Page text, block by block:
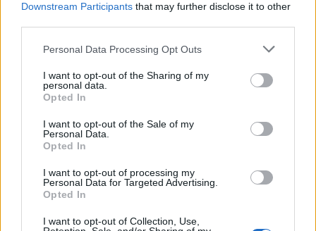
Downstream Participants that may further disclose it to other
Personal Data Processing Opt Outs
I want to opt-out of the Sharing of my
personal data.
Opted In
I want to opt-out of the Sale of my
Personal Data.
Opted In
I want to opt-out of processing my
Personal Data for Targeted Advertising.
Opted In
I want to opt-out of Collection, Use,
Media error: Format(s) not supported or source(s) not found